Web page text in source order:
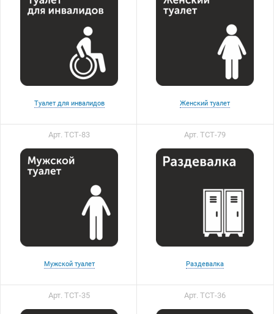
Туалет для инвалидов Женский туалет
Арт. ТСТ-83
Мужской туалет
Арт. ТСТ-79
Раздевалка
Арт. ТСТ-35 Арт. ТСТ-36